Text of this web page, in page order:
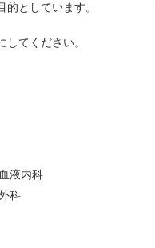
としています。
てください。
血液内科
科